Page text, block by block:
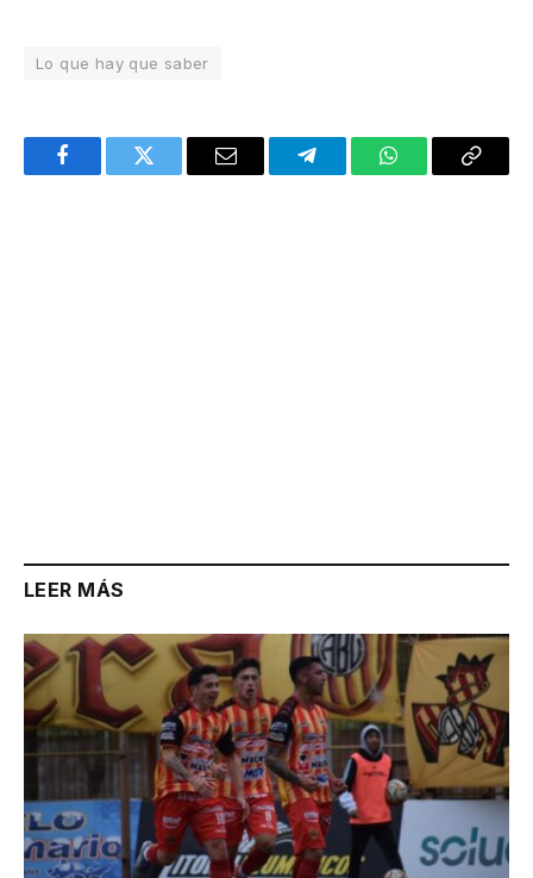
Lo que hay que saber
FacebookTwitter Email TelegramWhatsAppCopy
LEER MÁS